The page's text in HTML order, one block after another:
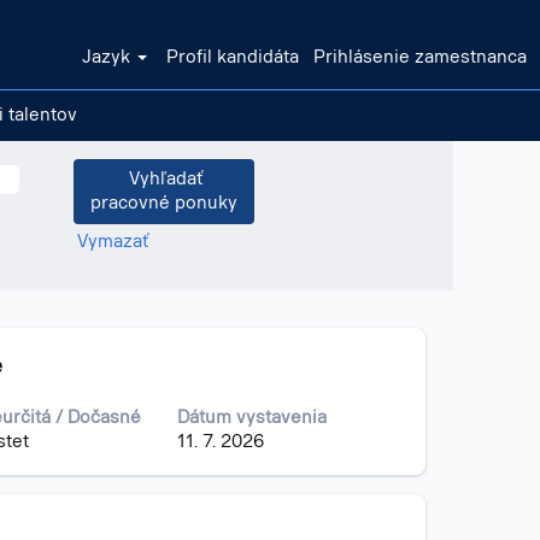
Jazyk Profil kandidáta Prihlásenie zamestnanca
talentov
Vymazať
/ Dočasné
Dátum vystavenia
11. 7. 2026